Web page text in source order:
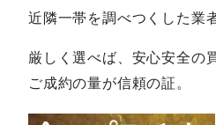
近隣一帯を調べつくした業
厳しく選べば、安心安全の
ご成約の量が信頼の証。